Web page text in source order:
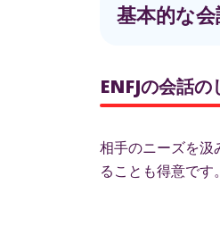
基本的な
ENFJの会話の
相手のニーズを汲
ることも得意です